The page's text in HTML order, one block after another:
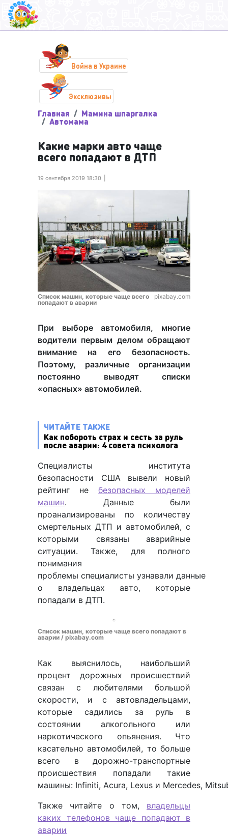
Война в Украине
Эксклюзивы
Главная Мамина шпаргалка
Автомама
Какие марки авто чаще
всего попадают в ДТП
19 сентября 2019 18:30
Список машин, которые чаще всего
попадают в аварии
pixabay.com
При выборе автомобиля, многие
водители первым делом обращают
внимание на его безопасность.
Поэтому, различные организации
постоянно выводят списки
«опасных» автомобилей.
ЧИТАЙТЕ ТАКЖЕ
Как побороть страх и сесть за руль
после аварии: 4 совета психолога
Специалисты института
безопасности США вывели новый
рейтинг не безопасных моделей
машин. Данные были
проанализированы по количеству
смертельных ДТП и автомобилей, с
которыми связаны аварийные
ситуации. Также, для полного
понимания
проблемы специалисты узнавали данные
о владельцах авто, которые
попадали в ДТП.
Список машин, которые чаще всего попадают в
аварии / pixabay.com
Как выяснилось, наибольший
процент дорожных происшествий
связан с любителями большой
скорости, и с автовладельцами,
которые садились за руль в
состоянии алкогольного или
наркотического опьянения. Что
касательно автомобилей, то больше
всего в дорожно-транспортные
происшествия попадали такие
машины: Infiniti, Acura, Lexus и Mercedes,
Также читайте о том, владельцы
каких телефонов чаще попадают в
аварии